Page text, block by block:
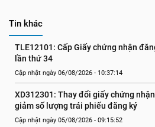
Tin khác
TLE12101: Cấp Giấy chứng nhận
lần thứ 34
Cập nhật ngày 06/08/2026 - 10:37:14
XD312301: Thay đổi giấy chứng
giảm số lượng trái phiếu đăng ký
Cập nhật ngày 05/08/2026 - 09:15:52